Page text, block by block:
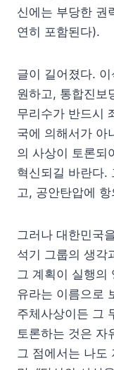
신에는 부당한 권
연히 포함된다).
글이 길어졌다.
원하고, 통합진보
무리수가 반드시
국에 의해서가 아
의 사상이 토론되
혁신되길 바란다.
고, 공안탄압에
그러나 대한민국
석기 그룹의 생각
그 계획이 실행의
유라는 이름으로
주체사상이든 그
토론하는 것은 자
그 점에서는 나도